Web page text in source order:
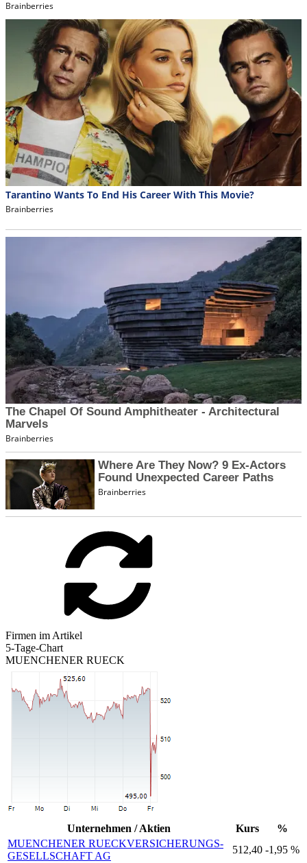
Firmen im Artikel
5-Tage-Chart
MUENCHENER RUECK
Unternehmen / Aktien Kurs
%
MUENCHENER RUECKVERSICHERUNGS-
GESELLSCHAFT AG
512,40 -1,95 %